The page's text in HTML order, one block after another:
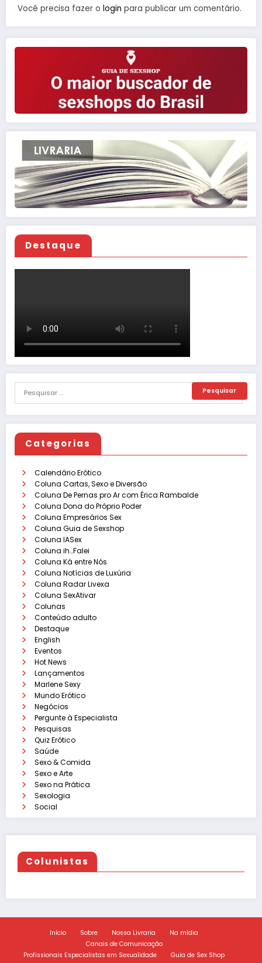
Você precisa fazer o login para publicar um comentário.
Destaque
Categorias
Calendário Erótico
Coluna Cartas, Sexo e Diversão
Coluna De Pernas pro Ar com Érica Rambalde
Coluna Dona do Próprio Poder
Coluna Empresários Sex
Coluna Guia de Sexshop
Coluna IASex
Coluna ih…Falei
Coluna Ká entre Nós
Coluna Notícias de Luxúria
Coluna Radar Livexa
Coluna SexAtivar
Colunas
Conteúdo adulto
Destaque
English
Eventos
Hot News
Lançamentos
Marlene Sexy
Mundo Erótico
Negócios
Pergunte à Especialista
Pesquisas
Quiz Erótico
Saúde
Sexo & Comida
Sexo e Arte
Sexo na Prática
Sexologia
Social
Colunistas
Início Sobre Nossa Livraria
Na mídia
Canais de Comunicação
Profissionais Especialistas em Sexualidade
Guia de Sex Shop